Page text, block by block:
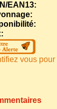
EAN13:
vous